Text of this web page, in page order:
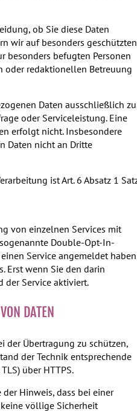
ob Sie diese Daten
wir auf besonders geschützten
besonders befugten Personen
oder redaktionellen Betreuung
Daten ausschließlich
oder Serviceleistung. Eine
erfolgt nicht. Insbesondere
Daten nicht an Dritte
ist Art. 6 Absatz 1
von einzelnen Services mit
Double-Opt-In-
Service angemeldet
Erst wenn Sie den darin
der Service aktiviert.
DATEN
der Übertragung zu schützen,
der Technik entsprechende
über HTTPS.
Hinweis, dass bei einer
völlige Sicherheit